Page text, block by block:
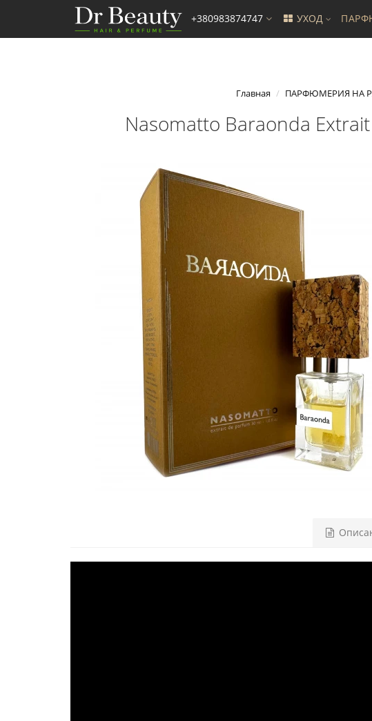
+380983874747 УХОД
Главная ПАРФЮМЕРИЯ НА
Nasomatto Baraonda